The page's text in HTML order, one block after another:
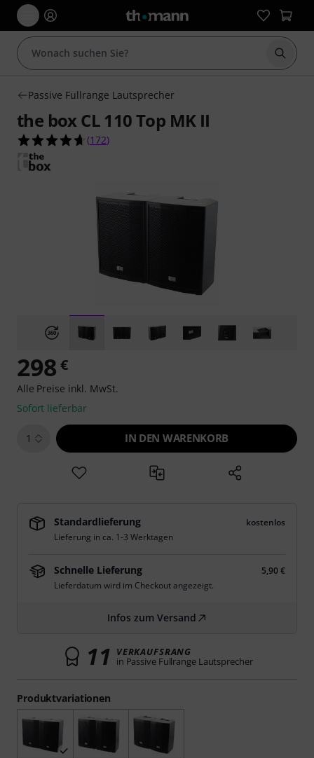
Suche
Passive Fullrange Lautsprecher
the box CL 110 Top MK II
4.7 von 5 Sternen aus 172 Kundenbewertungen
(172)
Produktvariationen
298 €
Alle Preise inkl. MwSt.
Sofort lieferbar
1 IN DEN WARENKORB
Standardlieferung
kostenlos
Lieferung in ca. 1-3 Werktagen
Schnelle Lieferung
5,90 €
Lieferdatum wird im Checkout angezeigt.
Infos zum Versand
11 VERKAUFSRANG
in Passive Fullrange Lautsprecher